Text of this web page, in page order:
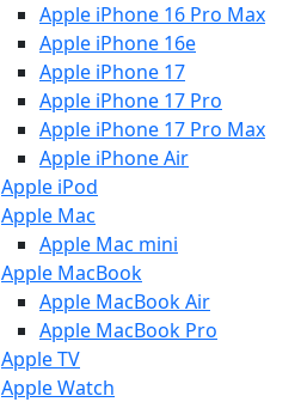
Apple iPhone 16 Pro Max
Apple iPhone 16e
Apple iPhone 17
Apple iPhone 17 Pro
Apple iPhone 17 Pro Max
Apple iPhone Air
Apple iPod
Apple Mac
Apple Mac mini
Apple MacBook
Apple MacBook Air
Apple MacBook Pro
Apple TV
Apple Watch